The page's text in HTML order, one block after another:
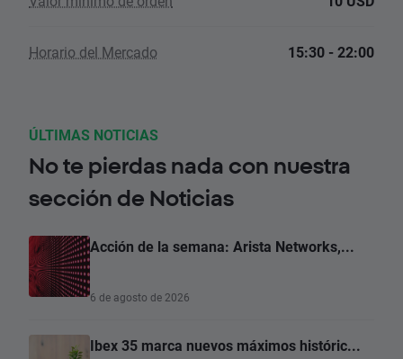
Horario del Mercado 15:30 - 22:00
ÚLTIMAS NOTICIAS
No te pierdas nada con nuestra
sección de Noticias
Acción de la semana: Arista Networks,...
6 de agosto de 2026
Ibex 35 marca nuevos máximos históric...